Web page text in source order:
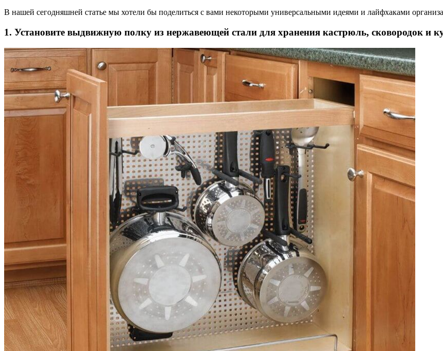
В нашей сегодняшней статье мы хотели бы поделиться с вами некоторыми универсальными идеями и лайфхаками
1. Установите выдвижную полку из нержавеющей стали для хранения кастрюль, сковородок и